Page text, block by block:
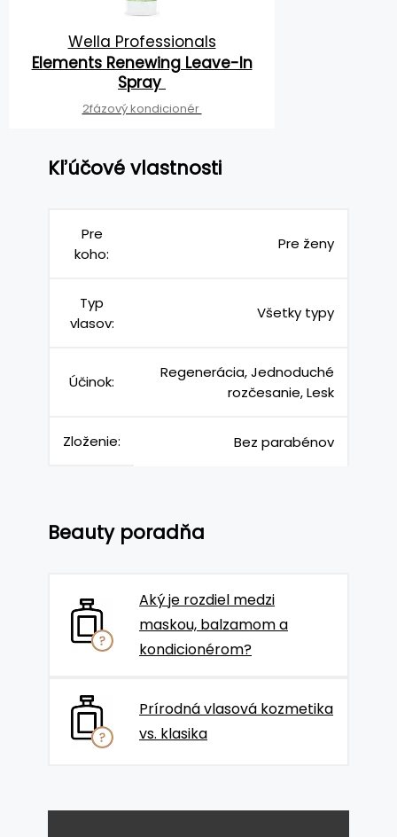
Wella Professionals
Elements Renewing Leave-In
Spray
2fázový kondicionér
Kľúčové vlastnosti
Pre
koho:
Pre ženy
Typ
vlasov:
Všetky typy
Účinok:
Regenerácia, Jednoduché
rozčesanie, Lesk
Zloženie: Bez parabénov
Beauty poradňa
Aký je rozdiel medzi
maskou, balzamom a
kondicionérom?
Prírodná vlasová kozmetika
vs. klasika